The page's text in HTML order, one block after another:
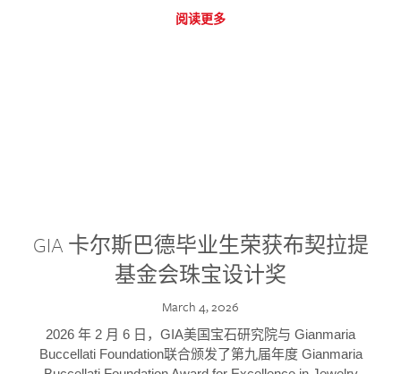
阅读更多
GIA 卡尔斯巴德毕业生荣获布契拉提
基金会珠宝设计奖
March 4, 2026
2026 年 2 月 6 日，GIA美国宝石研究院与 Gianmaria
Buccellati Foundation联合颁发了第九届年度 Gianmaria